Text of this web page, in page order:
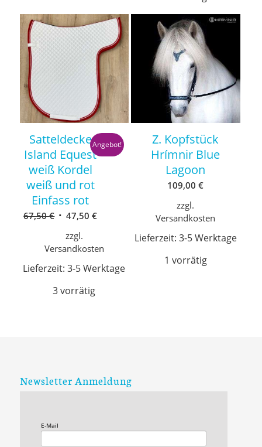
Satteldecke
Island Equest
weiß Kordel
weiß und rot
Einfass rot
67,50€ Ursprünglicher
war:
47,50€Aktueller
Angebot!
zzgl.
Versandkosten
Lieferzeit:3-5 Werktage
3 vorrätig
Z. Kopfstück
Hrímnir Blue
Lagoon
109,00€
zzgl.
Versandkosten
Lieferzeit: 3-5 Werktage
1 vorrätig
Newsletter Anmeldung
E-Mail